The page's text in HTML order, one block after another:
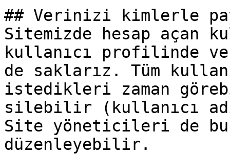
## Verinizi kimlerle
Sitemizde hesap açan
kullanıcı profilinde
de saklarız. Tüm
istedikleri zaman
silebilir (kullanıcı
Site yöneticileri de
düzenleyebilir.